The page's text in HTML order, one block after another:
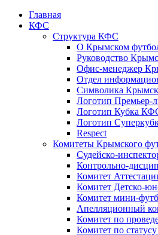
Главная
КФС
Структура КФС
О Крымском
Руководство
Офис-менеджер
Отдел
Символика
Логотип Премьер-
Логотип Кубка
Логотип
Respect
Комитеты Крымского
Судейско-
Контрольно-
Комитет
Комитет Детско-
Комитет мини-
Апелляционный
Комитет по
Комитет по